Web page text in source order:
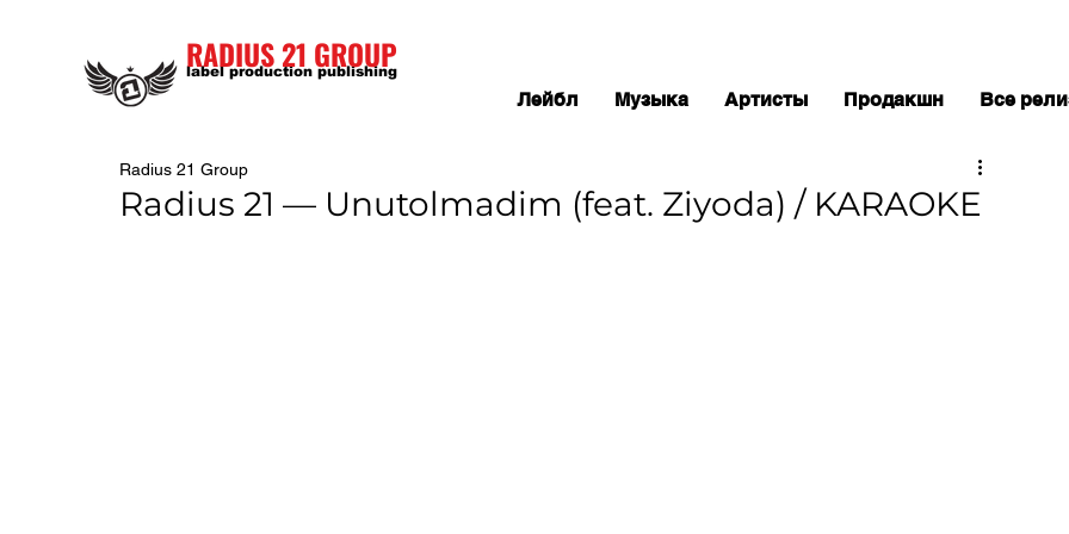
label production publishing
RADIUS 21 GROUP
Лейбл Музыка Артисты Продакшн Все
Radius 21 — Unutolmadim (feat. Ziyoda) / KARAOKE
Radius 21 Group